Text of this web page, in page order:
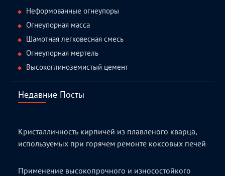
Неформованные огнеупоры
Огнеупорная масса
Шамотная легковесная смесь
Огнеупорная мертель
Высокоглиноземистый цемент
Недавние Посты
Кристалличность кирпичей из плавленого кварца,
используемых при горячем ремонте коксовых печей
Применение высокопрочного и износостойкого